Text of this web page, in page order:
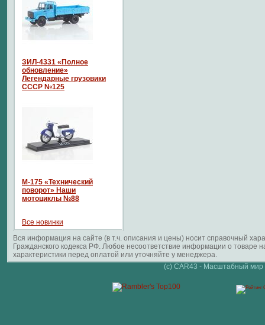
ЗИЛ-4331 «Полное
обновление»
Легендарные грузовики
СССР №125
М-175 «Технический
поворот» Наши
мотоциклы №88
Все новинки
Вся информация на сайте (в т.ч. описания и цены) носит справочный
Гражданского кодекса РФ. Любое несоответствие информации о
характеристики перед оплатой или уточняйте у менеджера.
(c) CAR43 - Масштабный мир